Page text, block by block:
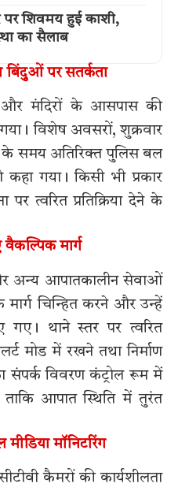
शिवमय हुई काशी,
का सैलाब
बिंदुओं पर सतर्कता
और मंदिरों के आसपास की
विशेष अवसरों, शुक्रवार
समय अतिरिक्त पुलिस बल
कहा गया। किसी भी प्रकार
त्वरित प्रतिक्रिया देने के
मार्ग
अन्य आपातकालीन सेवाओं
चिन्हित करने और उन्हें
गए। थाने स्तर पर त्वरित
मोड में रखने तथा निर्माण
संपर्क विवरण कंट्रोल रूम में
आपात स्थिति में तुरंत
मॉनिटरिंग
कैमरों की कार्यशीलता